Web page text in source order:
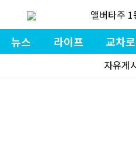
앨버타주 1
뉴스 라이프 교차로
자유게